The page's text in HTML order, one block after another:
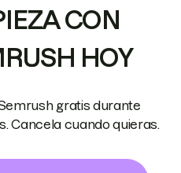
CON
HOY
gratis durante
Cancela cuando quieras.